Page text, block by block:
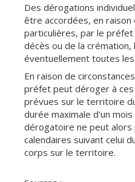
Des dérogations
être accordées, en raison
particulières, par le
décès ou de la
éventuellement toutes
En raison de
préfet peut déroger à
prévues sur le territoire
durée maximale d'un
dérogatoire ne peut
calendaires suivant celui
corps sur le territoire.